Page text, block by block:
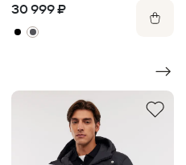
30 999 ₽